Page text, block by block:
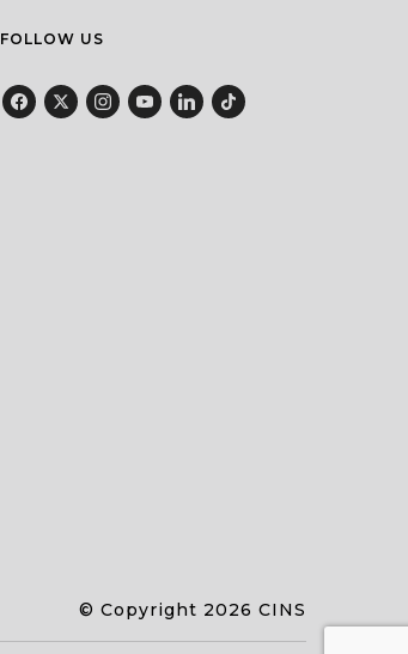
FOLLOW US
© Copyright 2026 CINS